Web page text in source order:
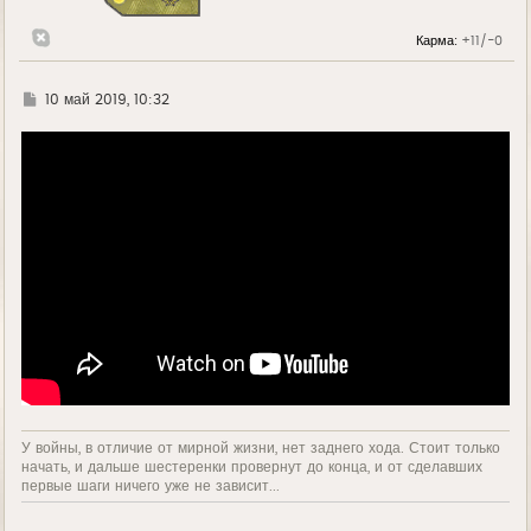
Карма: +11/-0
Г
е
10 май 2019, 10:32
У войны, в отличие от мирной жизни, нет заднего хода. Стоит только
начать, и дальше шестеренки провернут до конца, и от сделавших
первые шаги ничего уже не зависит...